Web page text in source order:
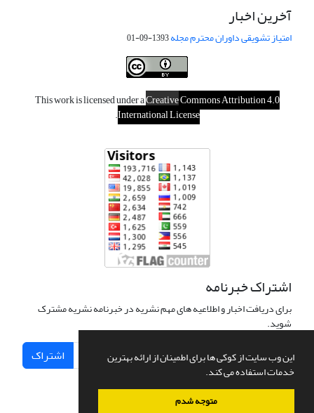
این وب سایت از کوکی ها برای اطمینان از ارائه بهترین
خدمات استفاده می کند.
متوجه شدم
آخرین اخبار
امتیاز تشویقی داوران محترم مجله1393-09-01
This work is licensed under aCreativeCommons Attribution 4.0
International License
.
اشتراک خبرنامه
برای دریافت اخبار و اطلاعیه های مهم نشریه در خبرنامه نشریه مشترک
شوید.
اشتراک